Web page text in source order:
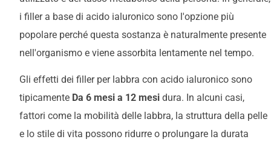
i filler a base di acido ialuronico sono l'opzione più
popolare perché questa sostanza è naturalmente presente
nell'organismo e viene assorbita lentamente nel tempo.
Gli effetti dei filler per labbra con acido ialuronico sono
tipicamente Da 6 mesi a 12 mesi dura. In alcuni casi,
fattori come la mobilità delle labbra, la struttura della pelle
e lo stile di vita possono ridurre o prolungare la durata